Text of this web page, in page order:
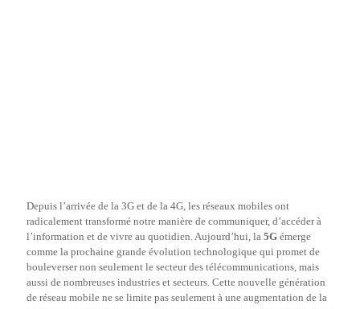
Depuis l’arrivée de la 3G et de la 4G, les réseaux mobiles ont
radicalement transformé notre manière de communiquer, d’accéder à
l’information et de vivre au quotidien. Aujourd’hui, la 5G émerge
comme la prochaine grande évolution technologique qui promet de
bouleverser non seulement le secteur des télécommunications, mais
aussi de nombreuses industries et secteurs. Cette nouvelle génération
de réseau mobile ne se limite pas seulement à une augmentation de la